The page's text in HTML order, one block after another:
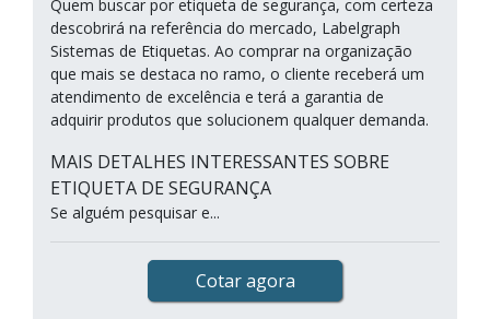
Quem buscar por etiqueta de segurança, com certeza
descobrirá na referência do mercado, Labelgraph
Sistemas de Etiquetas. Ao comprar na organização
que mais se destaca no ramo, o cliente receberá um
atendimento de excelência e terá a garantia de
adquirir produtos que solucionem qualquer demanda.
MAIS DETALHES INTERESSANTES SOBRE
ETIQUETA DE SEGURANÇA
Se alguém pesquisar e...
Cotar agora